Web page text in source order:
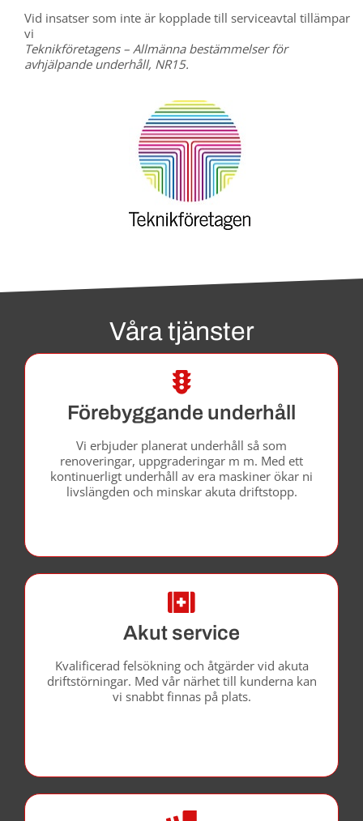
Vid insatser som inte är kopplade till serviceavtal tillämpar
vi
Teknikföretagens – Allmänna bestämmelser för
avhjälpande underhåll, NR15.
Våra tjänster
Förebyggande underhåll
Vi erbjuder planerat underhåll så som
renoveringar, uppgraderingar m m. Med ett
kontinuerligt underhåll av era maskiner ökar ni
livslängden och minskar akuta driftstopp.
Akut service
Kvalificerad felsökning och åtgärder vid akuta
driftstörningar. Med vår närhet till kunderna kan
vi snabbt finnas på plats.